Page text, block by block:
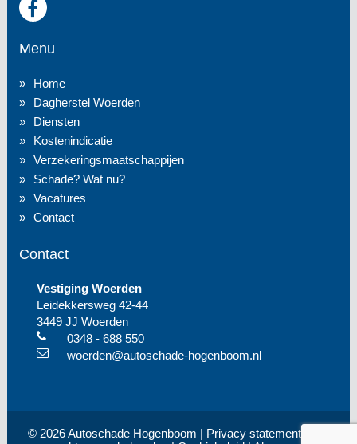
Menu
Home
Dagherstel Woerden
Diensten
Kostenindicatie
Verzekeringsmaatschappijen
Schade? Wat nu?
Vacatures
Contact
Contact
Vestiging Woerden
Leidekkersweg 42-44
3449 JJ Woerden
0348 - 688 550
woerden@autoschade-hogenboom.nl
© 2026 Autoschade Hogenboom | Privacy statement